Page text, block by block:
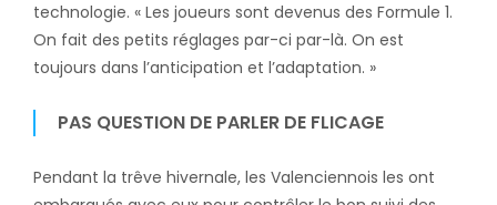
technologie. « Les joueurs sont devenus des Formule 1.
On fait des petits réglages par-ci par-là. On est
toujours dans l’anticipation et l’adaptation. »
PAS QUESTION DE PARLER DE FLICAGE
Pendant la trêve hivernale, les Valenciennois les ont